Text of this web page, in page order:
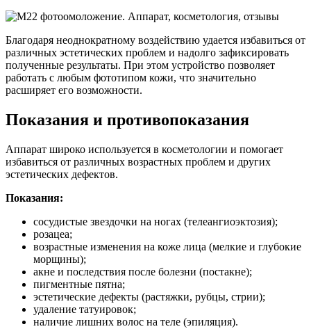
Благодаря неоднократному воздействию удается избавиться от
различных эстетических проблем и надолго зафиксировать
полученные результаты. При этом устройство позволяет
работать с любым фототипом кожи, что значительно
расширяет его возможности.
Показания и противопоказания
Аппарат широко используется в косметологии и помогает
избавиться от различных возрастных проблем и других
эстетических дефектов.
Показания:
сосудистые звездочки на ногах (телеангиоэктозия);
розацеа;
возрастные изменения на коже лица (мелкие и глубокие
морщины);
акне и последствия после болезни (постакне);
пигментные пятна;
эстетические дефекты (растяжки, рубцы, стрии);
удаление татуировок;
наличие лишних волос на теле (эпиляция).